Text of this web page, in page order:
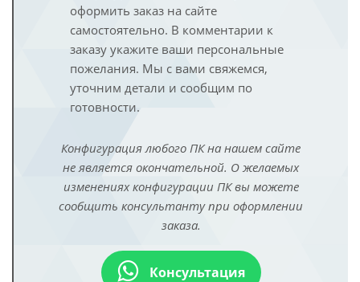
оформить заказ на сайте
самостоятельно. В комментарии к
заказу укажите ваши персональные
пожелания. Мы с вами свяжемся,
уточним детали и сообщим по
готовности.
Конфигурация любого ПК на нашем сайте
не является окончательной. О желаемых
изменениях конфигурации ПК вы можете
сообщить консультанту при оформлении
заказа.
Консультация